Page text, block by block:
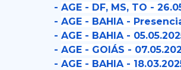
-AGE - DF, MS, TO -
-AGE - BAHIA -
-AGE - BAHIA -
-AGE - GOIÁS -
-AGE - BAHIA -